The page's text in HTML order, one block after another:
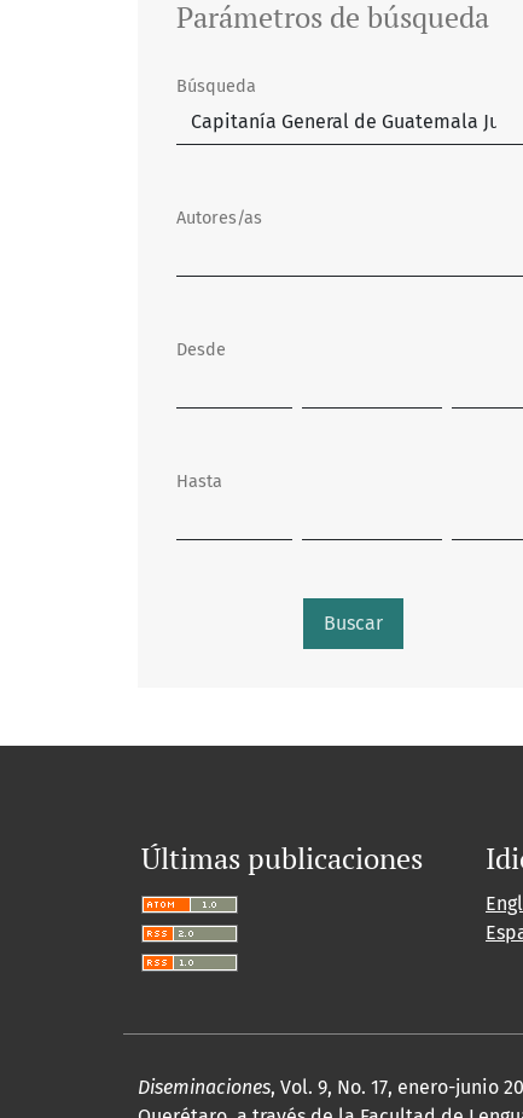
Parámetros de búsqueda
Búsqueda
Autores/as
Desde
Hasta
Buscar
Últimas publicaciones
Diseminaciones, Vol. 9, No. 17, enero-junio